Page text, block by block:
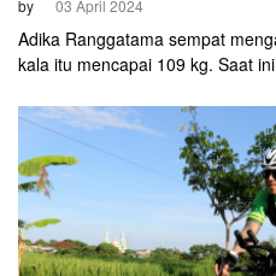
by 03 April 2024
Adika Ranggatama sempat
kala itu mencapai 109 kg. Saat